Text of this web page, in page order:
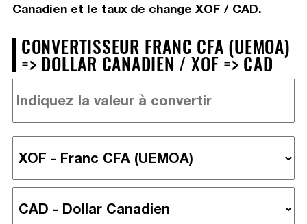
Canadien et le taux de change XOF / CAD.
CONVERTISSEUR FRANC CFA (UEMOA)
=> DOLLAR CANADIEN / XOF => CAD